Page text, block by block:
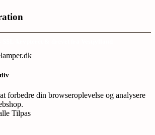
forbedre din browseroplevelse og analysere
Tilpas